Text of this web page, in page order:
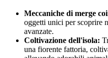
Meccaniche di merge
oggetti unici per scoprire
avanzate.
Coltivazione dell'isola:
una fiorente fattoria,